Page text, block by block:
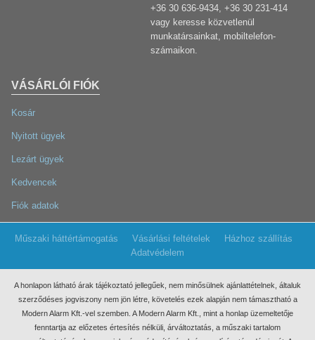
VÁSÁRLÓI FIÓK
Kosár
Nyitott ügyek
Lezárt ügyek
Kedvencek
Fiók adatok
+36 30 636-9434, +36 30 231-414
vagy keresse közvetlenül
munkatársainkat, mobiltelefon-
számaikon.
Műszaki háttértámogatás Vásárlási feltételek
Házhoz szállítás
Adatvédelem
A honlapon látható árak tájékoztató jellegűek, nem minősülnek ajánlattételnek, általuk
szerződéses jogviszony nem jön létre, követelés ezek alapján nem támasztható a
Modern Alarm Kft.-vel szemben. A Modern Alarm Kft., mint a honlap üzemeltetője
fenntartja az előzetes értesítés nélküli, árváltoztatás, a műszaki tartalom